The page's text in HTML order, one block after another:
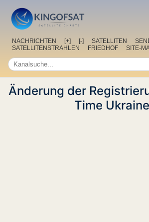
NACHRICHTEN [+] [-] SATELLITEN
SATELLITENSTRAHLEN
FRIEDHOF SITE-
Änderung der
Time Ukraine